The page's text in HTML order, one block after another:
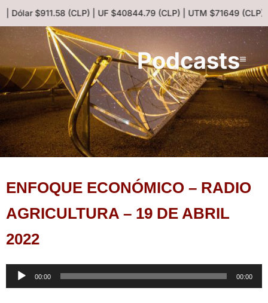
Dólar $911.58 (CLP) | UF $40844.79 (CLP) | UTM $71649 (CLP)
Podcasts
ENFOQUE ECONÓMICO – RADIO
AGRICULTURA – 19 DE ABRIL
2022
Reproductor
00:00 00:00